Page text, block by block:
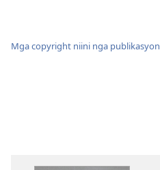
Mga copyright niini nga publikasyon